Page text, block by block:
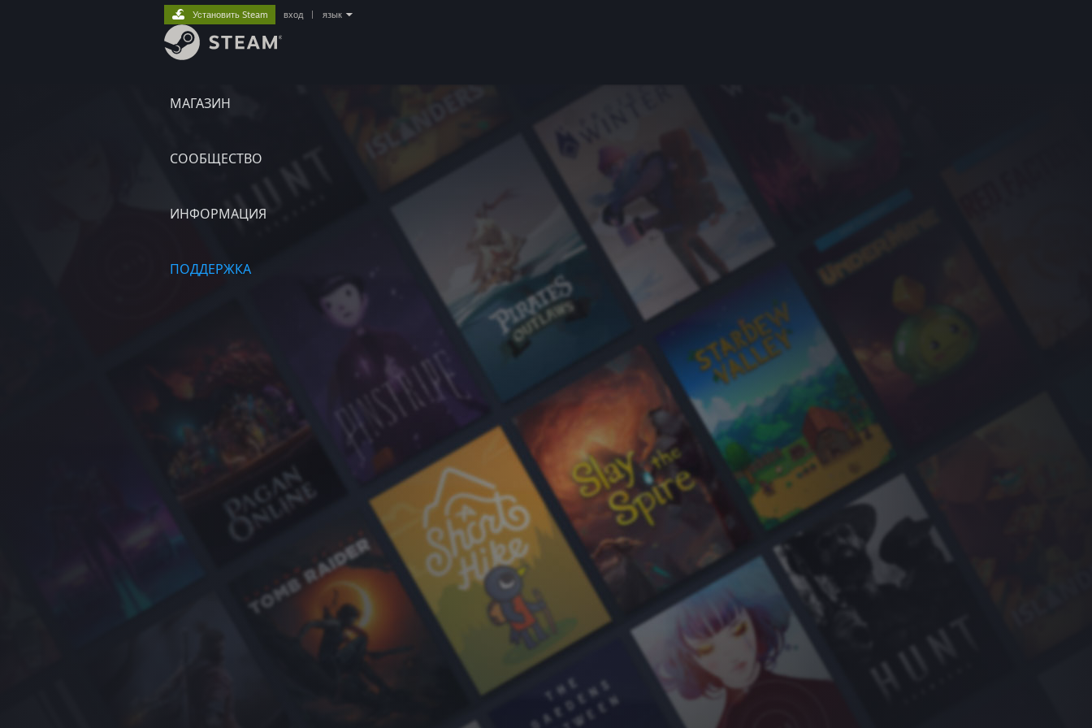
МАГАЗИН
СООБЩЕСТВО
ИНФОРМАЦИЯ
ПОДДЕРЖКА
Установить Steam вход язык